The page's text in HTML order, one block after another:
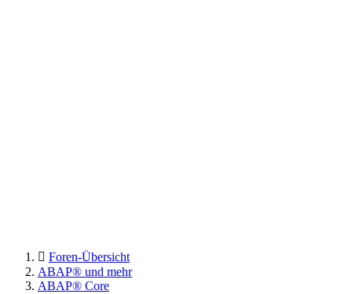
Foren-Übersicht
ABAP® und mehr
ABAP® Core